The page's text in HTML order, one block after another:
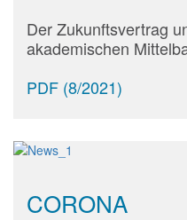
Der Zukunftsvertrag
akademischen
PDF (8/2021)
CORONA